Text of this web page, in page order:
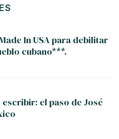
In USA para debilitar
cubano***.
el paso de José